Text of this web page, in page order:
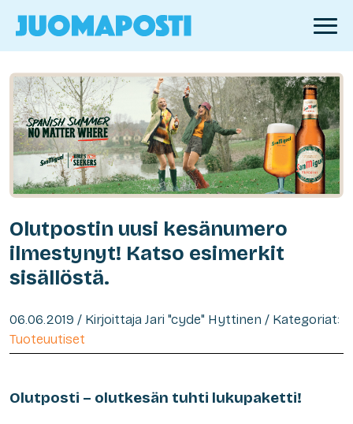
Olutpostin uusi kesänumero
ilmestynyt! Katso esimerkit
sisällöstä.
06.06.2019 / Kirjoittaja Jari "cyde" Hyttinen / Kategoriat:
Tuoteuutiset
Olutposti – olutkesän tuhti lukupaketti!